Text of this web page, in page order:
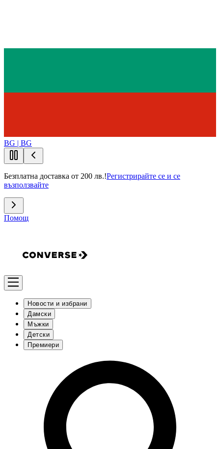
BG | BG
Безплатна доставка от 200 лв.!Регистрирайте се и се
възползвайте
Помощ
Новости и избрани
Дамски
Мъжки
Детски
Премиери